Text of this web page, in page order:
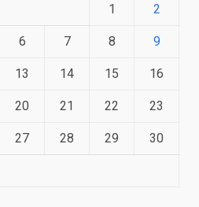
1 2
6 7 8 9
13 14 15 16
20 21 22 23
27 28 29 30